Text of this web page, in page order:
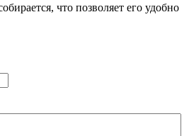
что позволяет его удобно